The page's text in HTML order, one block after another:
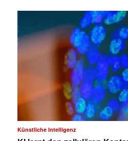
Künstliche Intelligenz